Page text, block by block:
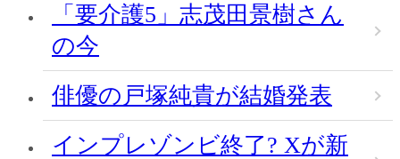
「要介護5」志茂田景樹さん
の今
俳優の戸塚純貴が結婚発表
インプレゾンビ終了? Xが新